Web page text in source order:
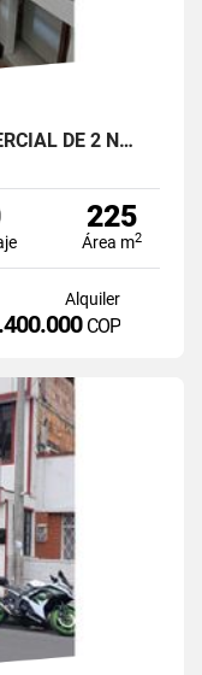
DE 2 N…
225
Área m2
Alquiler
COP